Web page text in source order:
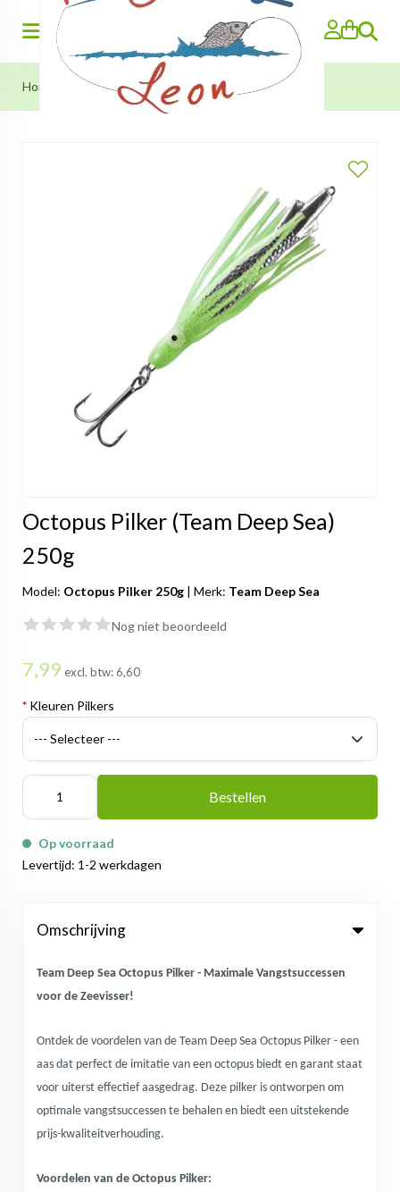
Zoeken
Home Octopus Pilker (Team Deep Sea) 250g
Octopus Pilker (Team Deep Sea)
250g
Model: Octopus Pilker 250g | Merk: Team Deep Sea
Nog niet beoordeeld
7,99 excl. btw:6,60
* Kleuren Pilkers
Bestellen
Op voorraad
Levertijd: 1-2 werkdagen
Omschrijving
Team Deep Sea Octopus Pilker - Maximale Vangstsuccessen
voor de Zeevisser!
Ontdek de voordelen van de Team Deep Sea Octopus Pilker - een
aas dat perfect de imitatie van een octopus biedt en garant staat
voor uiterst effectief aasgedrag. Deze pilker is ontworpen om
optimale vangstsuccessen te behalen en biedt een uitstekende
prijs-kwaliteitverhouding.
Voordelen van de Octopus Pilker: